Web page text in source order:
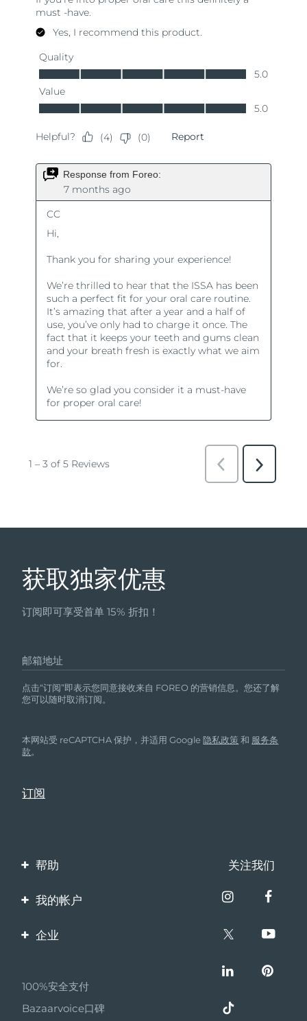
获取独家优惠
订阅即可享受首单 15% 折扣！
邮箱地址
点击“订阅”即表示您同意接收来自 FOREO 的营销信息。您还了解
您可以随时取消订阅。
本网站受 reCAPTCHA 保护，并适用 Google隐私政策 和 服务条
款。
帮助
联系我们
保修与退换货
关注我们
我的帐户
产品注册
企业
伙伴计划
联盟新闻
100%安全支付
Bazaarvoice口碑